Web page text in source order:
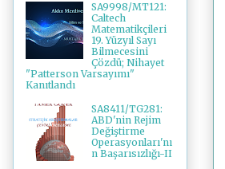
SA9998/MT121:
Caltech
Matematikçileri
19. Yüzyıl Sayı
Bilmecesini
Çözdü; Nihayet
"Patterson Varsayımı"
Kanıtlandı
SA8411/TG281:
ABD'nin Rejim
Değiştirme
Operasyonları'nı
n Başarısızlığı-II